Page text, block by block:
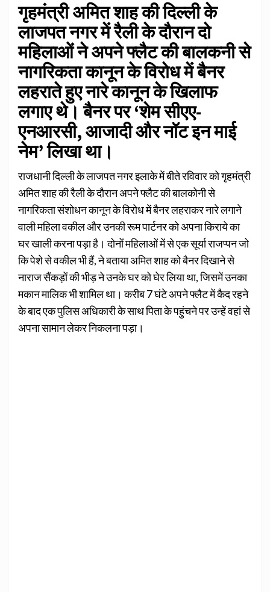
गृहमंत्री अमित शाह की दिल्ली के
लाजपत नगर में रैली के दौरान दो
महिलाओं ने अपने फ्लैट की बालकनी से
नागरिकता कानून के विरोध में बैनर
लहराते हुए नारे कानून के खिलाफ
लगाए थे। बैनर पर ‘शेम सीएए-
एनआरसी, आजादी और नॉट इन माई
नेम’ लिखा था।
राजधानी दिल्ली के लाजपत नगर इलाके में बीते रविवार को गृहमंत्री
अमित शाह की रैली के दौरान अपने फ्लैट की बालकोनी से
नागरिकता संशोधन कानून के विरोध में बैनर लहराकर नारे लगाने
वाली महिला वकील और उनकी रूम पार्टनर को अपना किराये का
घर खाली करना पड़ा है। दोनों महिलाओं में से एक सूर्या राजप्पन जो
कि पेशे से वकील भी हैं, ने बताया अमित शाह को बैनर दिखाने से
नाराज सैंकड़ों की भीड़ ने उनके घर को घेर लिया था, जिसमें उनका
मकान मालिक भी शामिल था। करीब 7 घंटे अपने फ्लैट में कैद रहने
के बाद एक पुलिस अधिकारी के साथ पिता के पहुंचने पर उन्हें वहां से
अपना सामान लेकर निकलना पड़ा।